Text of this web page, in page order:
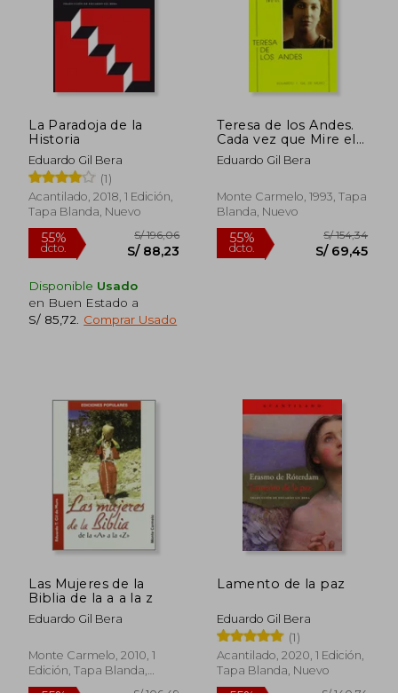
55%
dcto. S/ 75,78 dcto. S/
La Paradoja de la
Historia
Eduardo Gil Bera
(1)
Acantilado, 2018, 1 Edición,
Tapa Blanda, Nuevo
55%
Disponible Usado
en Buen Estado a
S/ 85,72
Comprar Usado
Teresa de los Andes.
Cada vez que Mire el
mar
Eduardo Gil Bera
Monte Carmelo, 1993, Tapa
Blanda, Nuevo
55%
dcto.
Las Mujeres de la
Biblia de la a a la z
Eduardo Gil Bera
Monte Carmelo, 2010, 1
Edición, Tapa Blanda,
Nuevo
Lamento de la paz
Eduardo Gil Bera
(1)
Acantilado, 2020, 1 Edición,
Tapa Blanda, Nuevo